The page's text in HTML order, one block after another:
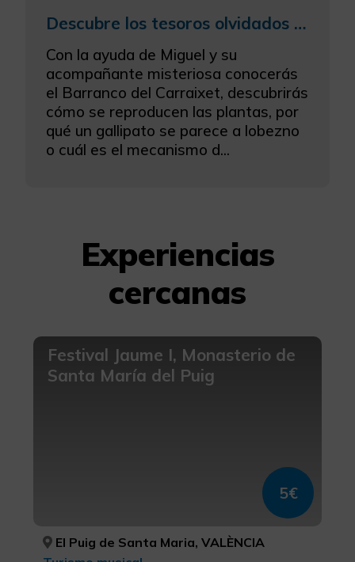
Descubre los tesoros olvidados del Carraixet
Con la ayuda de Miguel y su
acompañante misteriosa conocerás
el Barranco del Carraixet, descubrirás
cómo se reproducen las plantas, por
qué un gallipato se parece a lobezno
o cuál es el mecanismo d...
Experiencias
cercanas
Festival Jaume I, Monasterio de
Santa María del Puig
5€
El Puig de Santa Maria, VALÈNCIA